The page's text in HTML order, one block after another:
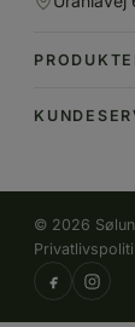
© 2026